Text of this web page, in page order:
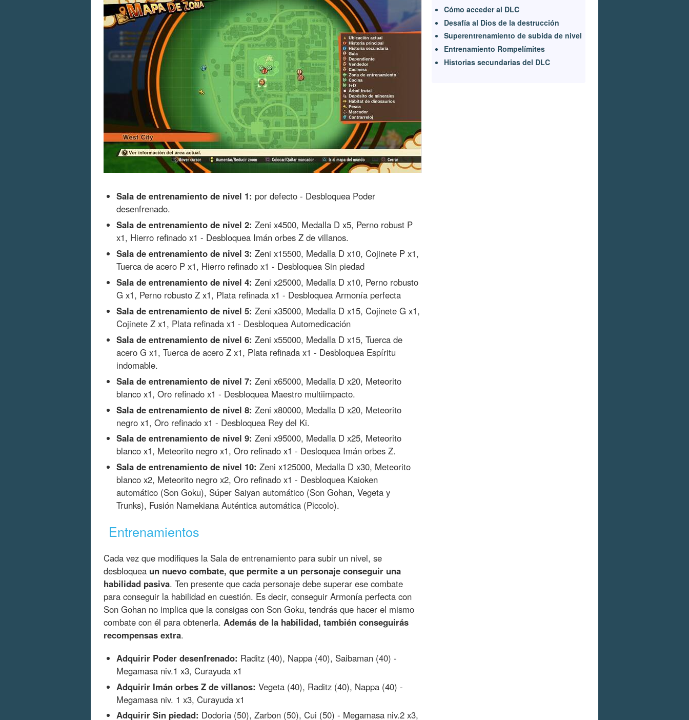
Sala de entrenamiento de nivel 1: por defecto - Desbloquea Poder
desenfrenado.
Sala de entrenamiento de nivel 2: Zeni x4500, Medalla D x5, Perno robust P
x1, Hierro refinado x1 - Desbloquea Imán orbes Z de villanos.
Sala de entrenamiento de nivel 3: Zeni x15500, Medalla D x10, Cojinete P x1,
Tuerca de acero P x1, Hierro refinado x1 - Desbloquea Sin piedad
Sala de entrenamiento de nivel 4: Zeni x25000, Medalla D x10, Perno robusto
G x1, Perno robusto Z x1, Plata refinada x1 - Desbloquea Armonía perfecta
Sala de entrenamiento de nivel 5: Zeni x35000, Medalla D x15, Cojinete G x1,
Cojinete Z x1, Plata refinada x1 - Desbloquea Automedicación
Sala de entrenamiento de nivel 6: Zeni x55000, Medalla D x15, Tuerca de
acero G x1, Tuerca de acero Z x1, Plata refinada x1 - Desbloquea Espíritu
indomable.
Sala de entrenamiento de nivel 7: Zeni x65000, Medalla D x20, Meteorito
blanco x1, Oro refinado x1 - Desbloquea Maestro multiimpacto.
Sala de entrenamiento de nivel 8: Zeni x80000, Medalla D x20, Meteorito
negro x1, Oro refinado x1 - Desbloquea Rey del Ki.
Sala de entrenamiento de nivel 9: Zeni x95000, Medalla D x25, Meteorito
blanco x1, Meteorito negro x1, Oro refinado x1 - Desloquea Imán orbes Z.
Sala de entrenamiento de nivel 10: Zeni x125000, Medalla D x30, Meteorito
blanco x2, Meteorito negro x2, Oro refinado x1 - Desbloquea Kaioken
automático (Son Goku), Súper Saiyan automático (Son Gohan, Vegeta y
Trunks), Fusión Namekiana Auténtica automática (Piccolo).
Entrenamientos
Cada vez que modifiques la Sala de entrenamiento para subir un nivel, se
desbloquea un nuevo combate, que permite a un personaje conseguir una
habilidad pasiva. Ten presente que cada personaje debe superar ese combate
para conseguir la habilidad en cuestión. Es decir, conseguir Armonía perfecta con
Son Gohan no implica que la consigas con Son Goku, tendrás que hacer el mismo
combate con él para obtenerla. Además de la habilidad, también conseguirás
recompensas extra.
Adquirir Poder desenfrenado: Raditz (40), Nappa (40), Saibaman (40) -
Megamasa niv.1 x3, Curayuda x1
Adquirir Imán orbes Z de villanos: Vegeta (40), Raditz (40), Nappa (40) -
Megamasa niv. 1 x3, Curayuda x1
Adquirir Sin piedad: Dodoria (50), Zarbon (50), Cui (50) - Megamasa niv.2 x3,
Cómo acceder al DLC
Desafía al Dios de la destrucción
Superentrenamiento de subida de nivel
Entrenamiento Rompelímites
Historias secundarias del DLC